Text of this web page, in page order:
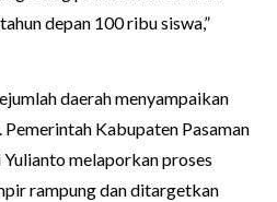
depan 100 ribu siswa,”
daerah menyampaikan
Kabupaten Pasaman
melaporkan proses
rampung dan ditargetkan